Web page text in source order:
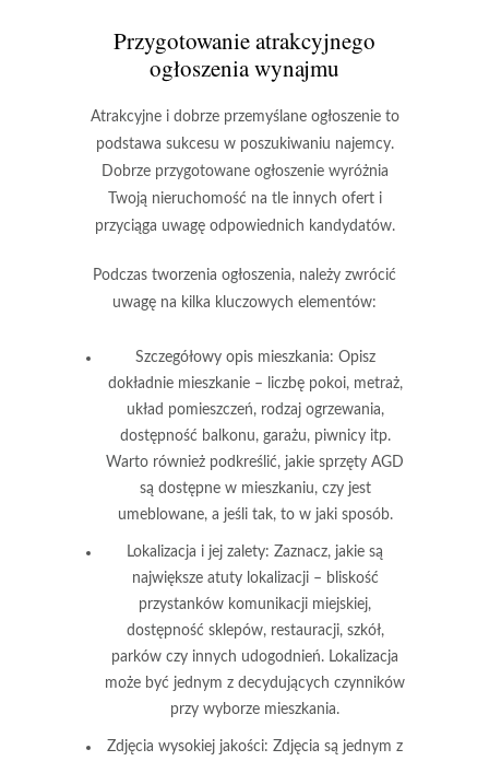
Przygotowanie atrakcyjnego
ogłoszenia wynajmu
Atrakcyjne i dobrze przemyślane ogłoszenie to
podstawa sukcesu w poszukiwaniu najemcy.
Dobrze przygotowane ogłoszeniewyróżnia
Twoją nieruchomość na tle innych ofert i
przyciąga uwagę odpowiednich kandydatów.
Podczas tworzenia ogłoszenia, należy zwrócić
uwagę na kilka kluczowych elementów:
Szczegółowy opis mieszkania: Opisz
dokładnie mieszkanie – liczbę pokoi, metraż,
układ pomieszczeń, rodzaj ogrzewania,
dostępność balkonu, garażu, piwnicy itp.
Warto również podkreślić, jakie sprzęty AGD
są dostępne w mieszkaniu, czy jest
umeblowane, a jeśli tak, to w jaki sposób.
Lokalizacja i jej zalety: Zaznacz, jakie są
największe atuty lokalizacji – bliskość
przystanków komunikacji miejskiej,
dostępność sklepów, restauracji, szkół,
parków czy innych udogodnień. Lokalizacja
może być jednym z decydujących czynników
przy wyborze mieszkania.
Zdjęcia wysokiej jakości: Zdjęcia są jednym z